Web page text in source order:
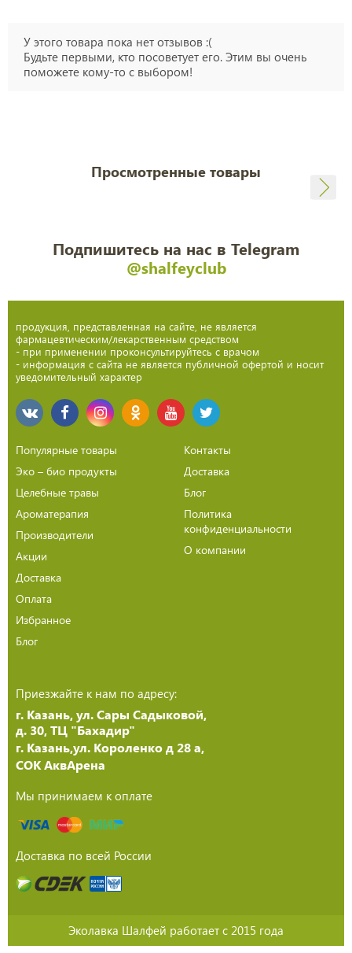
У этого товара пока нет отзывов :(
Будьте первыми, кто посоветует его. Этим вы очень
поможете кому-то с выбором!
Просмотренные товары
Подпишитесь на нас в Telegram
@shalfeyclub
продукция, представленная на сайте, не является
фармацевтическим/лекарственным средством
- при применении проконсультируйтесь с врачом
- информация с сайта не является публичной офертой и носит
уведомительный характер
Популярные товары
Эко – био продукты
Целебные травы
Ароматерапия
Производители
Акции
Доставка
Оплата
Избранное
Блог
Контакты
Доставка
Блог
Политика
конфиденциальности
О компании
Приезжайте к нам по адресу:
г. Казань, ул. Сары Садыковой,
д. 30, ТЦ "Бахадир"
г. Казань,ул. Короленко д 28 а,
СОК АквАрена
Мы принимаем к оплате
Доставка по всей России
Эколавка Шалфей работает с 2015 года